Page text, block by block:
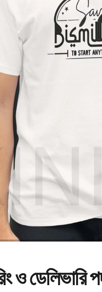
ও ডেলিভারি